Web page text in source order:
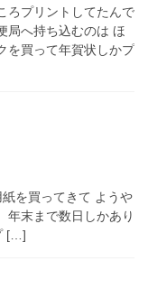
ろプリントしてたんで
局へ持ち込むのは ほ
を買って年賀状しかプ
を買ってきて ようや
年末まで数日しかあり
[…]